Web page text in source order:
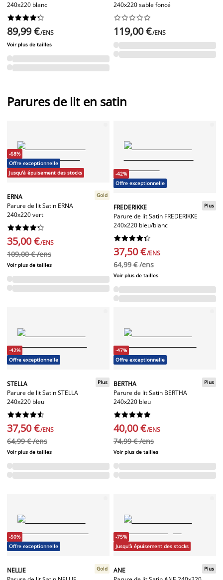
240x220 blanc






89,99 €/ENS
Voir plus de tailles
240x220 sable foncé






119,00 €/ENS
Parures de lit en satin
-68%
Offre exceptionnelle
Jusqu'à épuisement des stocks
ERNA
Parure de lit Satin ERNA
240x220 vert
Gold






35,00 €/ENS
109,00 € /ens
Voir plus de tailles
-42%
Offre exceptionnelle
FREDERIKKE
Parure de lit Satin FREDERIKKE
240x220 bleu/blanc
Plus






37,50 €/ENS
64,99 € /ens
Voir plus de tailles
-42%
Offre exceptionnelle
STELLA
Parure de lit Satin STELLA
240x220 bleu
Plus






37,50 €/ENS
64,99 € /ens
Voir plus de tailles
-47%
Offre exceptionnelle
BERTHA
Parure de lit Satin BERTHA
240x220 bleu
Plus






40,00 €/ENS
74,99 € /ens
Voir plus de tailles
-50%
Offre exceptionnelle
NELLIE
Gold
-75%
Jusqu'à épuisement des stocks
ANE
Plus